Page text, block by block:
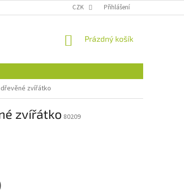
CZK Přihlášení
NÁKUPNÍ
Prázdný košík
zvířátko
zvířátko 80209